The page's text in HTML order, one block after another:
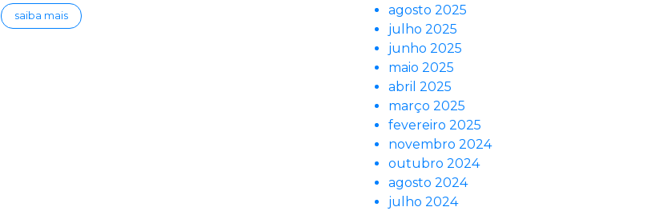
saiba mais
agosto 2025
julho 2025
junho 2025
maio 2025
abril 2025
março 2025
fevereiro 2025
novembro 2024
outubro 2024
agosto 2024
julho 2024